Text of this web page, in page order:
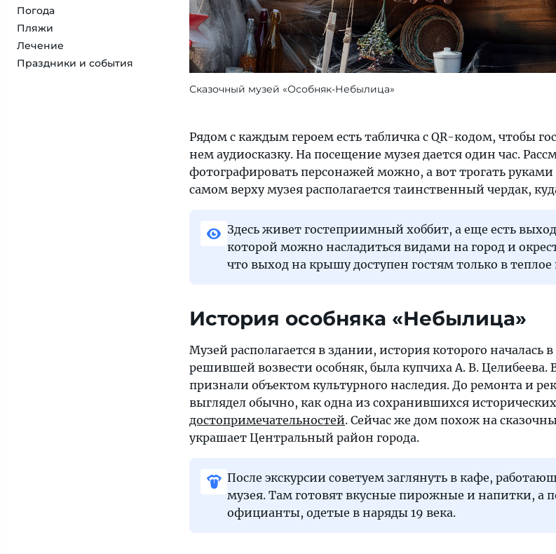
Погода
Пляжи
Лечение
Праздники и события
Сказочный музей «Особняк-Небылица»
Рядом с каждым героем есть табличка с QR-кодом, чтобы
нем аудиосказку. На посещение музея дается один час.
фотографировать персонажей можно, а вот трогать руками
самом верху музея располагается таинственный чердак,
Здесь живет гостеприимный хоббит, а еще есть
которой можно насладиться видами на город и
что выход на крышу доступен гостям только в теплое
История особняка «Небылица»
Музей располагается в здании, история которого началась
решившей возвести особняк, была купчиха А. В. Целибеева.
признали объектом культурного наследия. До ремонта и
выглядел обычно, как одна из сохранившихся исторических
достопримечательностей. Сейчас же дом похож на
украшает Центральный район города.
После экскурсии советуем заглянуть в кафе,
музея. Там готовят вкусные пирожные и напитки, а
официанты, одетые в наряды 19 века.